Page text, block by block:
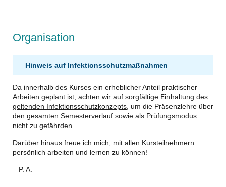
Organisation
Hinweis auf Infektionsschutzmaßnahmen
Da innerhalb des Kurses ein erheblicher Anteil praktischer
Arbeiten geplant ist, achten wir auf sorgfältige Einhaltung des
geltenden Infektionsschutzkonzepts , um die Präsenzlehre über
den gesamten Semesterverlauf sowie als Prüfungsmodus
nicht zu gefährden.
Darüber hinaus freue ich mich, mit allen Kursteilnehmern
persönlich arbeiten und lernen zu können!
– P. A.